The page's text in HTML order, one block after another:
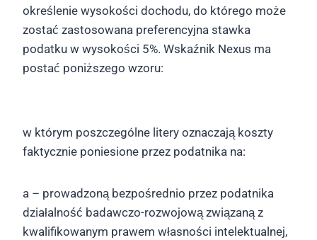
określenie wysokości dochodu, do którego może
zostać zastosowana preferencyjna stawka
podatku w wysokości 5%. Wskaźnik Nexus ma
postać poniższego wzoru:
w którym poszczególne litery oznaczają koszty
faktycznie poniesione przez podatnika na:
a – prowadzoną bezpośrednio przez podatnika
działalność badawczo-rozwojową związaną z
kwalifikowanym prawem własności intelektualnej,